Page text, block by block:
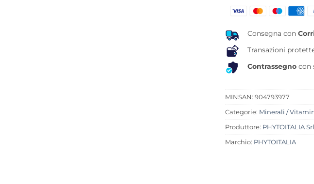
era:
Consegna con
Transazioni
Contrassegno con
MINSAN: 904793977
Categorie: Minerali /
Produttore: PHYTOITALIA Srl
Marchio: PHYTOITALIA